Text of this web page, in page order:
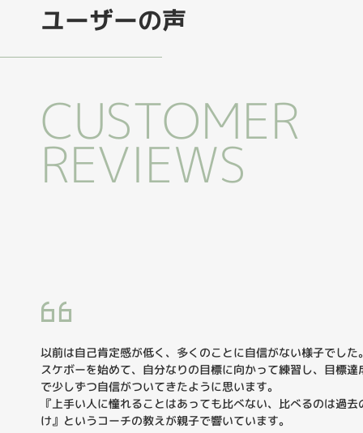
ユーザーの声
CUSTOMER
REVIEWS
以前は自己肯定感が低く、多くのことに自信がない様子でした
スケボーを始めて、自分なりの目標に向かって練習し、目標達
で少しずつ自信がついてきたように思います。
『上手い人に憧れることはあっても比べない、比べるのは過去
け』というコーチの教えが親子で響いています。